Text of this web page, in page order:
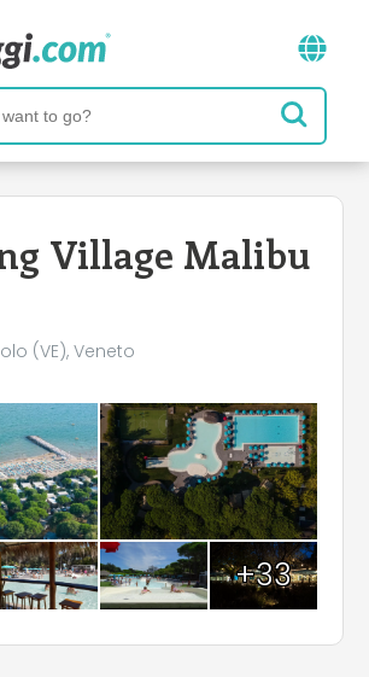
Village Malibu
(VE), Veneto
+33